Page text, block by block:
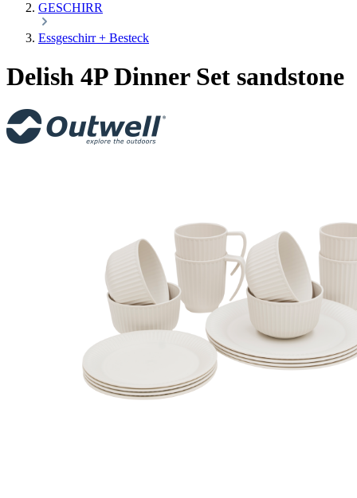
GESCHIRR
Essgeschirr + Besteck
Delish 4P Dinner Set sandstone